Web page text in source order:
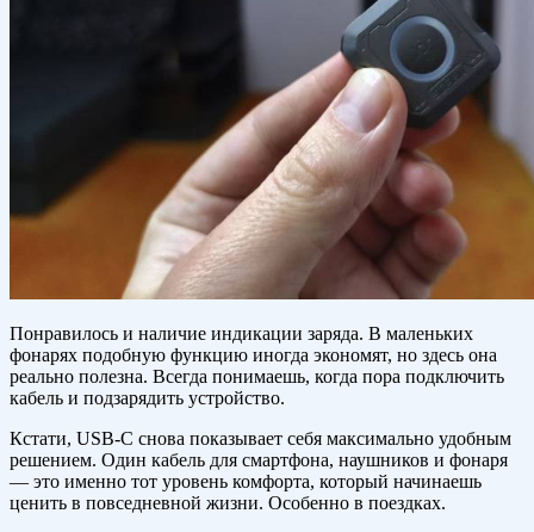
Понравилось и наличие индикации заряда. В маленьких
фонарях подобную функцию иногда экономят, но здесь она
реально полезна. Всегда понимаешь, когда пора подключить
кабель и подзарядить устройство.
Кстати, USB-C снова показывает себя максимально удобным
решением. Один кабель для смартфона, наушников и фонаря
— это именно тот уровень комфорта, который начинаешь
ценить в повседневной жизни. Особенно в поездках.